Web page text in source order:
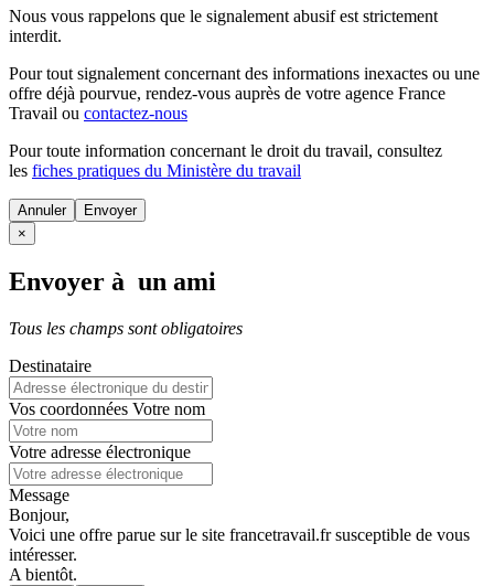
Nous vous rappelons que le signalement abusif est strictement
interdit.
Pour tout signalement concernant des informations inexactes ou une
offre déjà pourvue, rendez-vous auprès de votre agence France
Travail ou contactez-nous
Pour toute information concernant le droit du travail, consultez
les fiches pratiques du Ministère du travail
Annuler
×
Envoyer à un ami
Tous les champs sont obligatoires
Destinataire
Vos coordonnées Votre nom
Votre adresse électronique
Message
Bonjour,
Voici une offre parue sur le site francetravail.fr susceptible de vous
intéresser.
A bientôt.